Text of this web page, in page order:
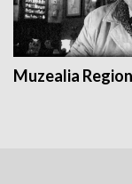
Muzealia